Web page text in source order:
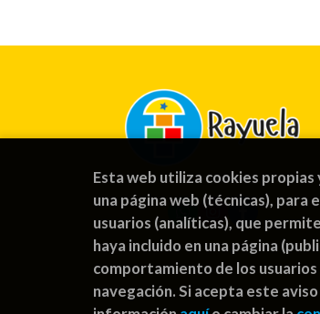
Esta web utiliza cookies
una página web (técnicas),
usuarios (analíticas), que
haya incluido en una página
comportamiento de los
navegación. Si acepta este